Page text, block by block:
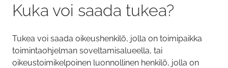
Kuka voi saada tukea?
Tukea voi saada oikeushenkilö, jolla on toimipaikka
toimintaohjelman soveltamisalueella, tai
oikeustoimikelpoinen luonnollinen henkilö, jolla on